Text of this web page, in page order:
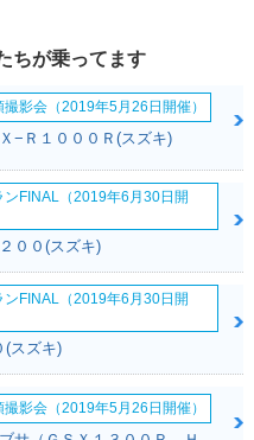
ちが乗ってます
影会（2019年5月26日開催）
−Ｒ１０００Ｒ(スズキ)
ンFINAL（2019年6月30日開
００(スズキ)
ンFINAL（2019年6月30日開
(スズキ)
影会（2019年5月26日開催）